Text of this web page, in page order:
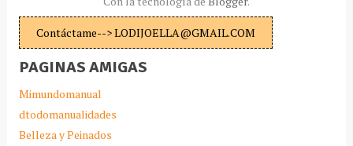
Contáctame--> LODIJOELLA@GMAIL.COM
PAGINAS AMIGAS
Mimundomanual
dtodomanualidades
Belleza y Peinados